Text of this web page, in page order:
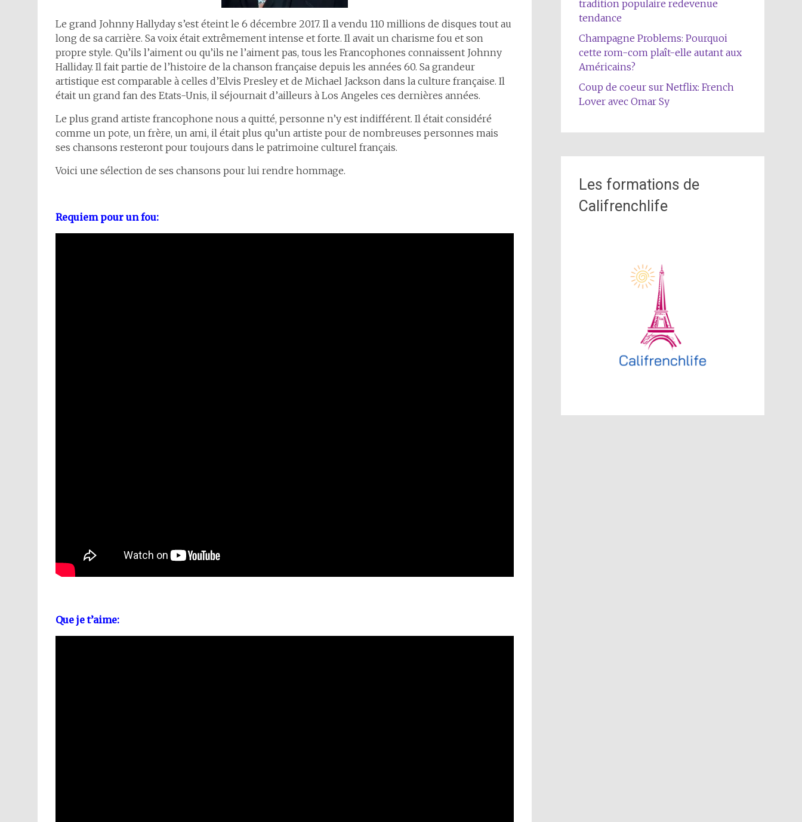
Le grand Johnny Hallyday s’est éteint le 6 décembre 2017. Il a vendu 110 millions de disques tout au
long de sa carrière. Sa voix était extrêmement intense et forte. Il avait un charisme fou et son
propre style. Qu’ils l’aiment ou qu’ils ne l’aiment pas, tous les Francophones connaissent Johnny
Halliday. Il fait partie de l’histoire de la chanson française depuis les années 60. Sa grandeur
artistique est comparable à celles d’Elvis Presley et de Michael Jackson dans la culture française. Il
était un grand fan des Etats-Unis, il séjournait d’ailleurs à Los Angeles ces dernières années.
Le plus grand artiste francophone nous a quitté, personne n’y est indifférent. Il était considéré
comme un pote, un frère, un ami, il était plus qu’un artiste pour de nombreuses personnes mais
ses chansons resteront pour toujours dans le patrimoine culturel français.
Voici une sélection de ses chansons pour lui rendre hommage.
Requiem pour un fou:
Que je t’aime:
tradition populaire redevenue
tendance
Champagne Problems: Pourquoi
cette rom-com plaît-elle autant aux
Américains?
Coup de coeur sur Netflix: French
Lover avec Omar Sy
Les formations de
Califrenchlife